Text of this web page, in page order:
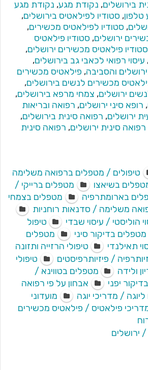
בירושלים, נקודת מגע, נקודת מגע
, סטודיו לפילאטיס בירושלים,
, סטודיו לפילאטיס מכשירים,
ירושלים, סטודיו פילאטיס
סטודיו פילאטיס מכשירים ירושלים,
עיסוי רפואי לכאבי גב בירושלים,
והסביבה, פילאטיס מכשירים
מכשירים לנשים בירושלים,
ירושלים, צמחי מרפא בירושלים,
, רופא סיני ירושלים, רפואה ובריאות
ירושלים, רפואה סינית בירושלים,
רפואה סינית ירושלים, רפואה סינית
טיפולים / מטפלים ברפואה משלימה
בשיאצו
מטפלים ברייקי /
בארומתרפיה
מטפלים בצמחי
משלימה / סדנאות רוחניות
הוליסטי / עיסוי שבדי
טיפול
מטפלים בדיקור סיני
מטפלים
תאילנדי
טיפולי הרזייה ותזונה
/ פיזיותרפיסטים
טיפולי
ולידה
מטפלים בטווינא /
יפני
אבחון על פי רפואה
ליוגה / מדריכי יוגה
מועדוני
פילאטיס / פילאטיס מכשירים
/ ירושלים